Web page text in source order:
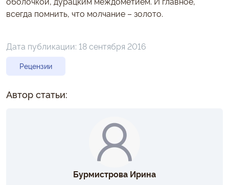
всегда помнить, что молчание – золото.
Дата публикации: 18 сентября 2016
Рецензии
Автор статьи:
Бурмистрова Ирина